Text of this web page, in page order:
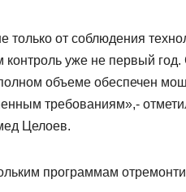
только от соблюдения
уже не первый год.
объеме обеспечен
требованиям»,-
Целоев.
программам